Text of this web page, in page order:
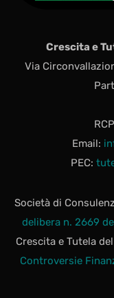
Società di
delibera n. 2669
Crescita e Tutela
Controversie
Crescita e
Via
Email:
PEC: